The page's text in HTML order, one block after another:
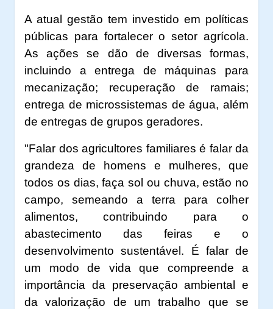
A atual gestão tem investido em políticas
públicas para fortalecer o setor agrícola.
As ações se dão de diversas formas,
incluindo a entrega de máquinas para
mecanização; recuperação de ramais;
entrega de microssistemas de água, além
de entregas de grupos geradores.
"Falar dos agricultores familiares é falar da
grandeza de homens e mulheres, que
todos os dias, faça sol ou chuva, estão no
campo, semeando a terra para colher
alimentos, contribuindo para o
abastecimento das feiras e o
desenvolvimento sustentável. É falar de
um modo de vida que compreende a
importância da preservação ambiental e
da valorização de um trabalho que se